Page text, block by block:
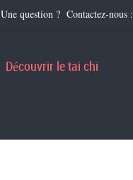
Découvrir le tai chi
Une question ? Contactez-nous :